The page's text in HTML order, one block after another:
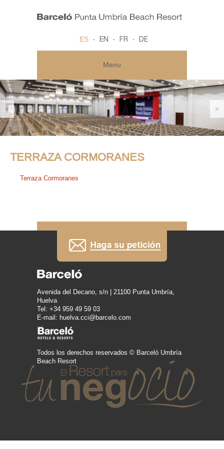
ES EN FR DE
Menu
< >
TERRAZA CORMORANES
Terraza Cormoranes
Avenida del Decano, s/n | 21100 Punta Umbría,
Huelva
Tel: +34 959 49 59 03
E-mail: huelva.cci@barcelo.com
Todos los derechos reservados © Barceló Umbría
Beach Resort